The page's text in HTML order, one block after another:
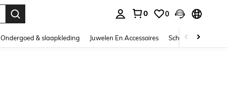
0 0
Ondergoed & slaapkleding Juwelen En Accessoires Schoonheid &